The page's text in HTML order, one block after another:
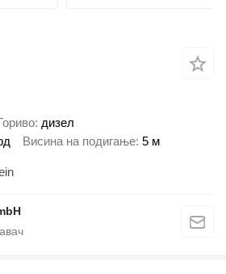
дизел
Висина на подигање 5 м